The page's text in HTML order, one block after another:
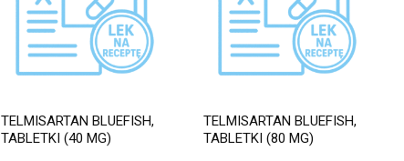
TELMISARTAN BLUEFISH,
TABLETKI (40 MG)
TELMISARTAN BLUEFISH,
TABLETKI (80 MG)